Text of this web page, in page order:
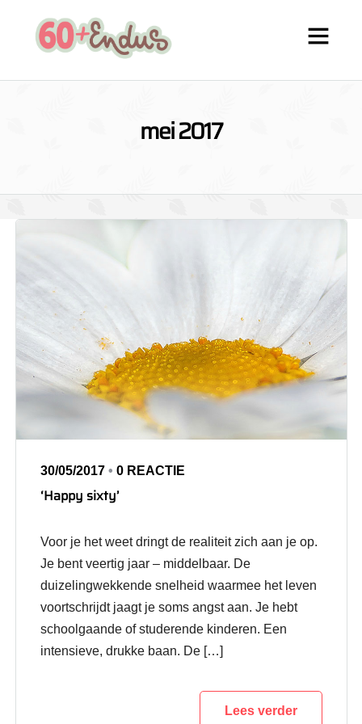
mei 2017
30/05/2017 •0 REACTIE
‘Happy sixty’
Voor je het weet dringt de realiteit zich aan je op.
Je bent veertig jaar – middelbaar. De
duizelingwekkende snelheid waarmee het leven
voortschrijdt jaagt je soms angst aan. Je hebt
schoolgaande of studerende kinderen. Een
intensieve, drukke baan. De […]
Lees verder